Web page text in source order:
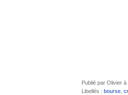
Publié par Olivier à
Libellés : bourse